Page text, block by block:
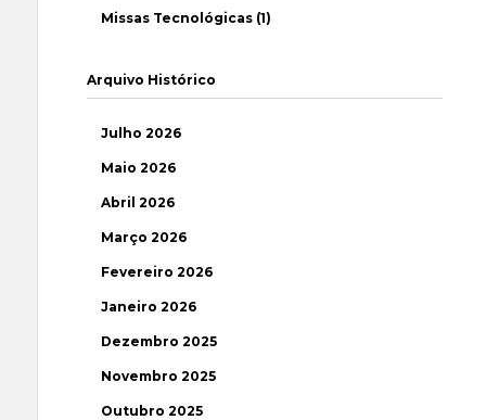
Missas Tecnológicas (1)
Arquivo Histórico
Julho 2026
Maio 2026
Abril 2026
Março 2026
Fevereiro 2026
Janeiro 2026
Dezembro 2025
Novembro 2025
Outubro 2025